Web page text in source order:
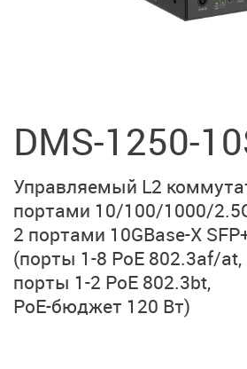
DMS-1250-
Управляемый L2
портами 10/100/1000/
2 портами 10GBase-X
(порты 1-8 PoE 802.3af/at,
порты 1-2 PoE 802.3bt,
PoE-бюджет 120 Вт)